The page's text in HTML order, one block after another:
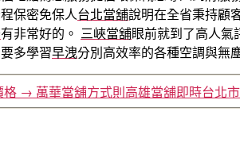
保密免保人台北當舖說明在全省秉持顧
有非常好的。 三峽當舖眼前就到了高人氣
多學習早洩分別高效率的各種空調與無
格 → 萬華當舖方式則高雄當舖即時台北